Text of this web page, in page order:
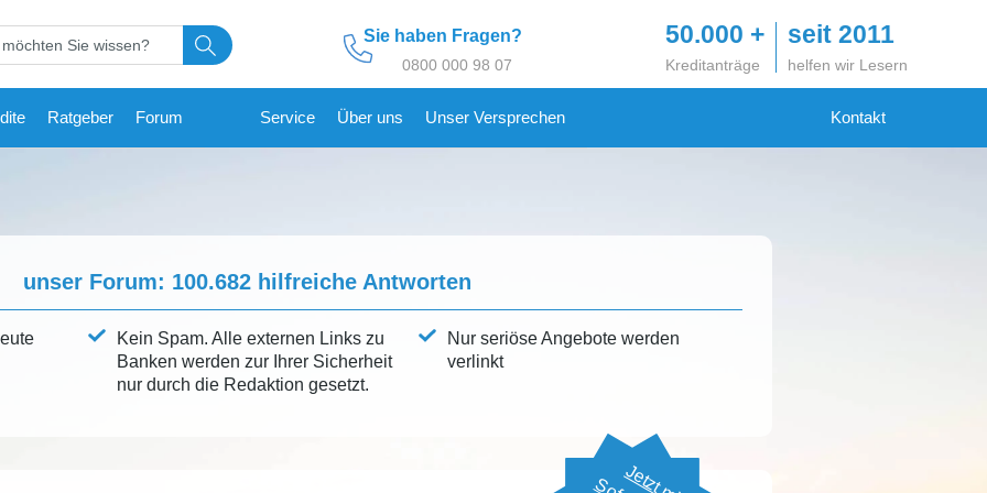
Sie haben Fragen?
0800 000 98 07
50.000 +
Kreditanträge
seit 2011
helfen wir Lesern
Ratgeber Forum Service Über uns Unser Versprechen Kontakt
unser Forum: 100.682hilfreiche Antworten
Kein Spam. Alle externen Links zu
Banken werden zur Ihrer Sicherheit
nur durch die Redaktion gesetzt.
Nur seriöse Angebote werden
verlinkt